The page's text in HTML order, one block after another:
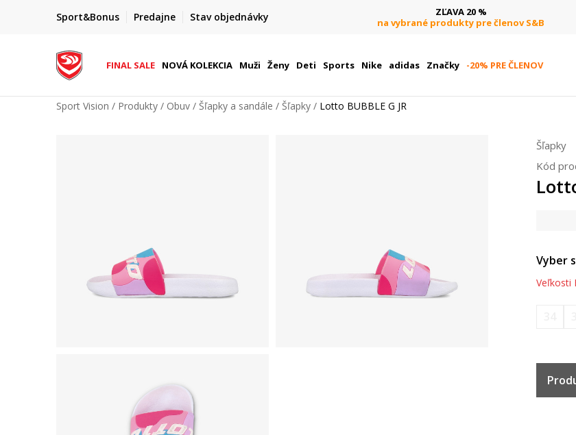
Sport&Bonus Predajne Stav objednávky
FINAL SALE AŽ -60 %
+ extra zľava 10 % len do 9. 8.
ZĽAVA 20 %
na vybrané produkty pre členov S&B
FINAL SALE NOVÁ KOLEKCIA Muži Ženy Deti Sports Nike adidas Značky -20% PRE ČLENOV
Sport Vision Produkty Obuv Šľapky a sandále Šľapky Lotto BUBBLE G JR
Šľapky
Kód
Vyber
Veľkosti